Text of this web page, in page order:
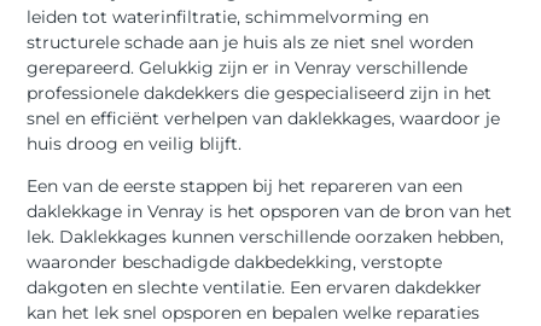
leiden tot waterinfiltratie, schimmelvorming en
structurele schade aan je huis als ze niet snel worden
gerepareerd. Gelukkig zijn er in Venray verschillende
professionele dakdekkers die gespecialiseerd zijn in het
snel en efficiënt verhelpen van daklekkages, waardoor je
huis droog en veilig blijft.
Een van de eerste stappen bij het repareren van een
daklekkage in Venray is het opsporen van de bron van het
lek. Daklekkages kunnen verschillende oorzaken hebben,
waaronder beschadigde dakbedekking, verstopte
dakgoten en slechte ventilatie. Een ervaren dakdekker
kan het lek snel opsporen en bepalen welke reparaties